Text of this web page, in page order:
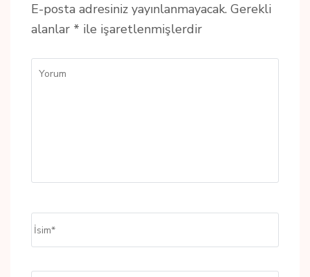
E-posta adresiniz yayınlanmayacak. Gerekli
alanlar * ile işaretlenmişlerdir
Yorum
İsim